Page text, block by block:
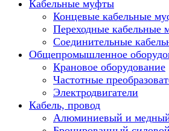
Кабельные муфты
Концевые кабельные
Переходные кабельные
Соединительные
Общепромышленное
Крановое оборудование
Частотные
Электродвигатели
Кабель, провод
Алюминиевый и